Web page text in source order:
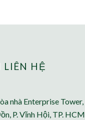
LIÊN HỆ
nhà Enterprise Tower,
P. Vĩnh Hội, TP. HCM